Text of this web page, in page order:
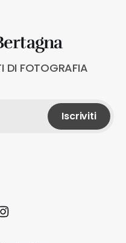
DI FOTOGRAFIA
Iscriviti